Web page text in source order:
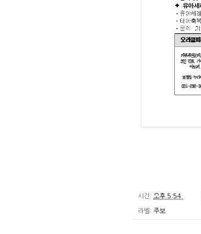
시간: 오후 5:54
라벨: 주보